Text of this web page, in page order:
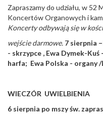
Zapraszamy do udziału, w
Koncertów Organowych i
Koncerty odbywają się w
wejście darmowe. 7 sierpnia
- skrzypce , Ewa Dymek-
harfa; Ewa Polska - organy
WIECZÓR UWIELBIENIA
6 sierpnia po mszy św.